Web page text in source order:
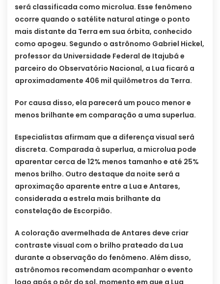
será classificada como microlua. Esse fenômeno
ocorre quando o satélite natural atinge o ponto
mais distante da Terra em sua órbita, conhecido
como apogeu. Segundo o astrônomo Gabriel Hickel,
professor da Universidade Federal de Itajubá e
parceiro do Observatório Nacional, a Lua ficará a
aproximadamente 406 mil quilômetros da Terra.
Por causa disso, ela parecerá um pouco menor e
menos brilhante em comparação a uma superlua.
Especialistas afirmam que a diferença visual será
discreta. Comparada à superlua, a microlua pode
aparentar cerca de 12% menos tamanho e até 25%
menos brilho. Outro destaque da noite será a
aproximação aparente entre a Lua e Antares,
considerada a estrela mais brilhante da
constelação de Escorpião.
A coloração avermelhada de Antares deve criar
contraste visual com o brilho prateado da Lua
durante a observação do fenômeno. Além disso,
astrônomos recomendam acompanhar o evento
logo após o pôr do sol, momento em que a Lua